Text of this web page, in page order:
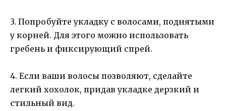
3. Попробуйте укладку с волосами, поднятыми
у корней. Для этого можно использовать
гребень и фиксирующий спрей.
4. Если ваши волосы позволяют, сделайте
легкий хохолок, придав укладке дерзкий и
стильный вид.